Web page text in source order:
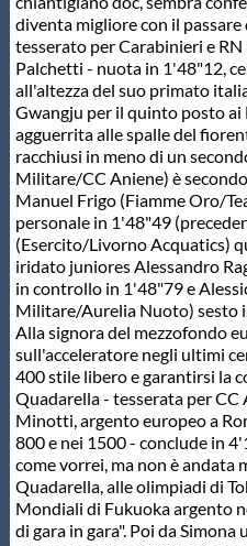
Mappa del sito
diventa migliore con il
tesserato per Carabinieri e
Palchetti - nuota in 1'48"12,
all'altezza del suo primato
Gwangju per il quinto posto
agguerrita alle spalle del
racchiusi in meno di un
Militare/CC Aniene) è
Manuel Frigo (Fiamme Oro/
personale in 1'48"49
(Esercito/Livorno Acquatics)
iridato juniores Alessandro
in controllo in 1'48"79 e
Militare/Aurelia Nuoto) sesto
Alla signora del mezzofondo
sull'acceleratore negli ultimi
400 stile libero e garantirsi la
Quadarella - tesserata per
Minotti, argento europeo a
800 e nei 1500 - conclude in
come vorrei, ma non è andata
Quadarella, alle olimpiadi di
Mondiali di Fukuoka argento
di gara in gara". Poi da